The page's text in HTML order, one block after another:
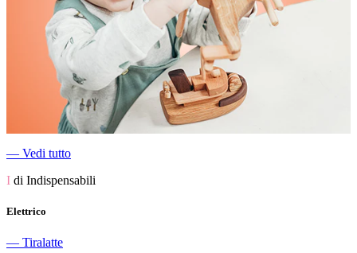
― Vedi tutto
I di Indispensabili
Elettrico
― Tiralatte